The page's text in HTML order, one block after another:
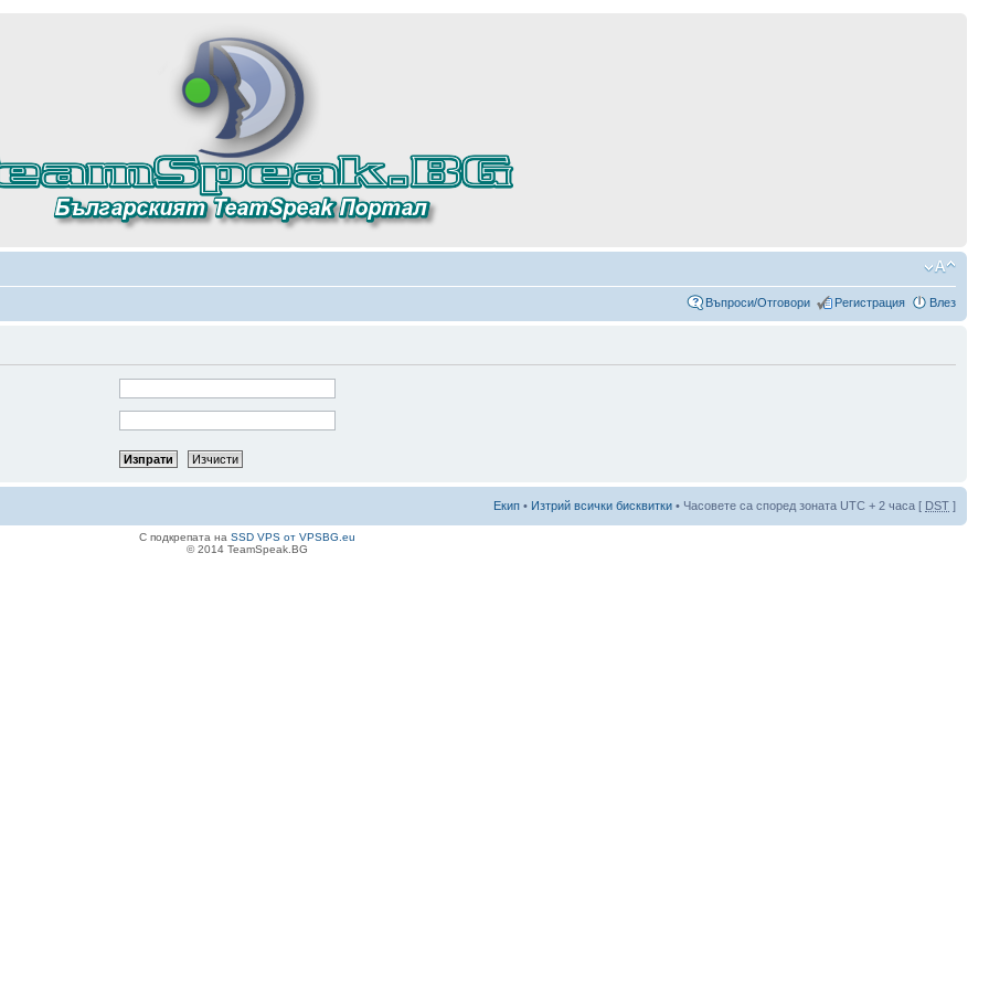
Въпроси/Отговори Регистрация Влез
Екип • Изтрий всички бисквитки • Часовете са според зоната UTC + 2 часа [ DST ]
С подкрепата на SSD VPS от VPSBG.eu
© 2014 TeamSpeak.BG